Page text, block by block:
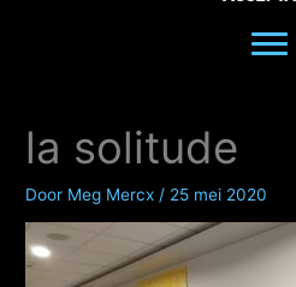
la solitude
Door Meg Mercx / 25 mei 2020